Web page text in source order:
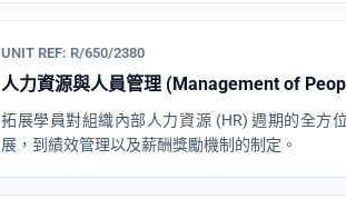
UNIT REF: R/650/2380
人力資源與人員管理 (Management of
拓展學員對組織內部人力資源 (HR) 週期的全方
展，到績效管理以及薪酬獎勵機制的制定。